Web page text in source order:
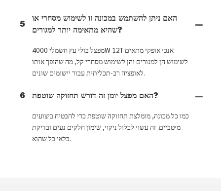
5
האם ניתן להשתמש במכונה זו לשימוש מסחרי או
שהיא מתאימה יותר למגורים?
מפצל בולי עץ חשמלי 4000W 12T אנכי אופקי מתאים
לשימוש הן למגורים והן לשימוש מסחרי קל, מה שהופך אותו
לאופציה רב-תכליתית עבור יישומים שונים.
6 האם מפצל יומן זה דורש תחזוקה שוטפת?
כמו כל מכונה, מומלצת תחזוקה שוטפת כדי להבטיח ביצועים
מיטביים. זה עשוי לכלול ניקוי, שימון חלקים נעים ובדיקת
בלאי כל שהוא.